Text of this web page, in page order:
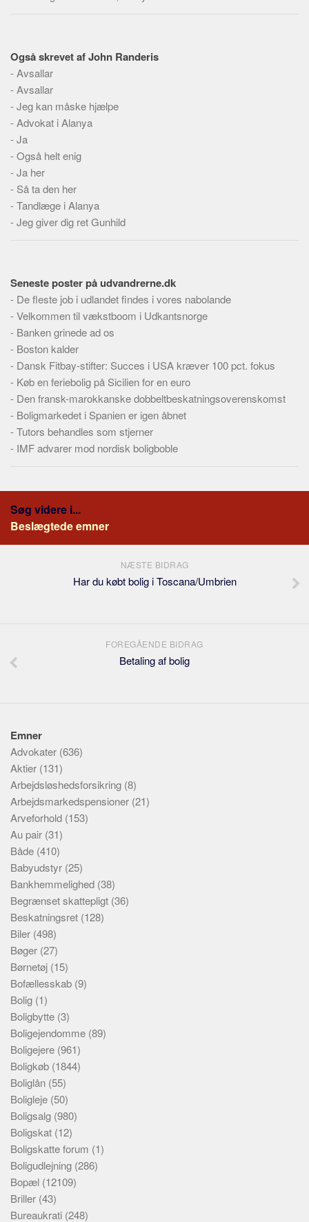
Aspekter
Køb og salg
Økonomi
Jura og regler
Skatter og afgifter
Statistik
Praktisk
Alle
Emner
Skribenter
Personer
Steder
Kilder
Om
Webstedet
Forhistorien
Hjælp
Også skrevet af John Randeris
-Avsallar
-Avsallar
-Jeg kan måske hjælpe
-Advokat i Alanya
-Ja
-Også helt enig
-Ja her
- Så ta den her
-Tandlæge i Alanya
-Jeg giver dig ret Gunhild
Seneste poster på udvandrerne.dk
- De fleste job i udlandet findes i vores nabolande
-Velkommen til vækstboom i Udkantsnorge
- Banken grinede ad os
- Boston kalder
- Dansk Fitbay-stifter: Succes i USA kræver 100 pct. fokus
- Køb en feriebolig på Sicilien for en euro
- Den fransk-marokkanske dobbeltbeskatningsoverenskomst
- Boligmarkedet i Spanien er igen åbnet
-Tutors behandles som stjerner
- IMF advarer mod nordisk boligboble
Søg videre i...
Beslægtede emner
NÆSTE BIDRAG
Har du købt bolig i Toscana/Umbrien
FOREGÅENDE BIDRAG
Betaling af bolig
Emner
Advokater (636)
Aktier (131)
Arbejdsløshedsforsikring (8)
Arbejdsmarkedspensioner (21)
Arveforhold (153)
Au pair (31)
Både (410)
Babyudstyr (25)
Bankhemmelighed (38)
Begrænset skattepligt (36)
Beskatningsret (128)
Biler (498)
Bøger (27)
Børnetøj (15)
Bofællesskab (9)
Bolig (1)
Boligbytte (3)
Boligejendomme (89)
Boligejere (961)
Boligkøb (1844)
Boliglån (55)
Boligleje (50)
Boligsalg (980)
Boligskat (12)
Boligskatte forum (1)
Boligudlejning (286)
Bopæl (12109)
Briller (43)
Bureaukrati (248)